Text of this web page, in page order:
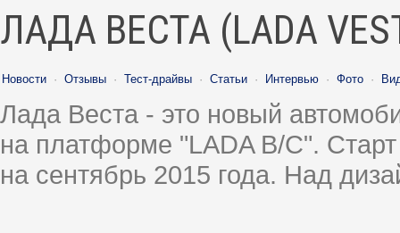
ЛАДА ВЕСТА (LADA
Новости · Отзывы · Тест-драйвы · Статьи · Интервью · Фото ·
Лада Веста - это новый
на платформе "LADA B/C".
на сентябрь 2015 года. Над